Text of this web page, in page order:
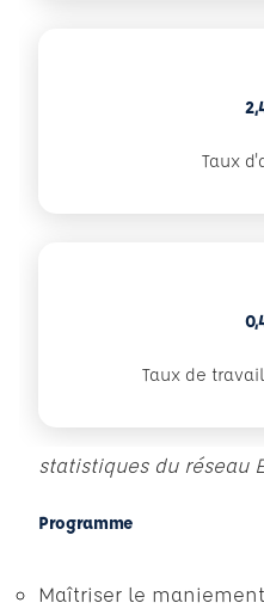
Taux
Taux de
statistiques du réseau
Programme
Maîtriser le